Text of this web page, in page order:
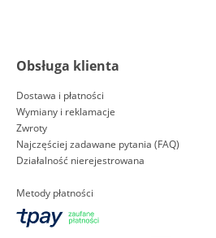
Obsługa klienta
Dostawa i płatności
Wymiany i reklamacje
Zwroty
Najczęściej zadawane pytania (FAQ)
Działalność nierejestrowana
Metody płatności